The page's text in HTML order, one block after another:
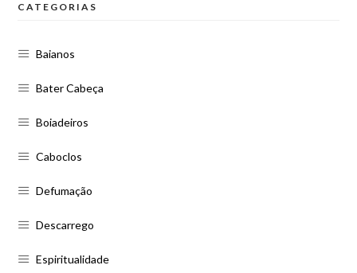
CATEGORIAS
Baianos
Bater Cabeça
Boiadeiros
Caboclos
Defumação
Descarrego
Espiritualidade